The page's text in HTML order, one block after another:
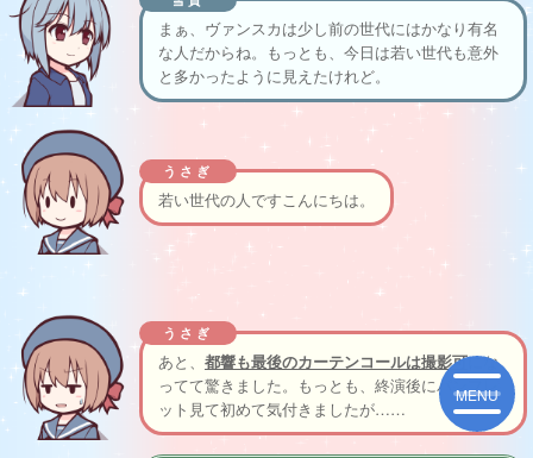
まぁ、ヴァンスカは少し前の世代にはかなり有名
な人だからね。もっとも、今日は若い世代も意外
と多かったように見えたけれど。
うさぎ
若い世代の人ですこんにちは。
うさぎ
あと、 都響も最後のカーテンコールは撮影可にな
ってて驚きました。もっとも、終演後にパンフレ
ット見て初めて気付きましたが……